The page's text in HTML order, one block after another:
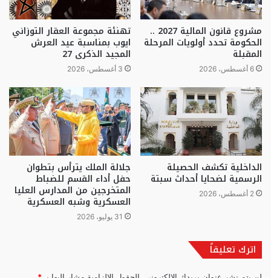
مشروع قانون المالية 2027 ..
الحكومة تحدد أولويات المرحلة
المقبلة
6 أغسطس، 2026
تهنئة مجموعة العقار التوزاني
ايوب بمناسبة عيد العرش
المجيد الذكرى 27
3 أغسطس، 2026
الداخلية تكشف الحصيلة
الرسمية لضحايا أحداث سبتة
2 أغسطس، 2026
جلالة الملك يترأس بتطوان
حفل أداء القسم للضباط
المتخرجين من المدارس العليا
العسكرية وشبه العسكرية
31 يوليو، 2026
اترك تعليقاً